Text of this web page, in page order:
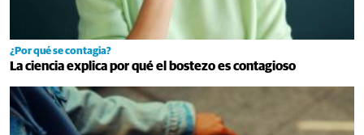
¿Por qué se contagia?
La ciencia explica por qué el bostezo es contagioso